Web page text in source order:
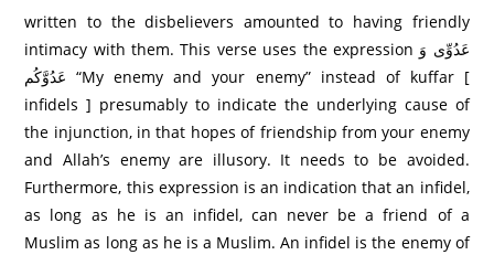
written to the disbelievers amounted to having friendly
intimacy with them. This verse uses the expression عَدُوِّی وَ
عَدُوَّکُم “My enemy and your enemy” instead of kuffar [
infidels ] presumably to indicate the underlying cause of
the injunction, in that hopes of friendship from your enemy
and Allah’s enemy are illusory. It needs to be avoided.
Furthermore, this expression is an indication that an infidel,
as long as he is an infidel, can never be a friend of a
Muslim as long as he is a Muslim. An infidel is the enemy of